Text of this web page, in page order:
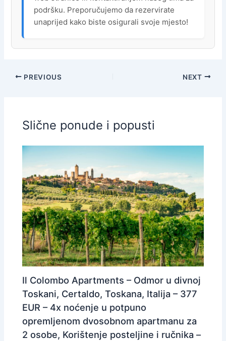
podršku. Preporučujemo da rezervirate
unaprijed kako biste osigurali svoje mjesto!
PREVIOUS NEXT
Slične ponude i popusti
Il Colombo Apartments – Odmor u divnoj
Toskani, Certaldo, Toskana, Italija – 377
EUR – 4x noćenje u potpuno
opremljenom dvosobnom apartmanu za
2 osobe, Korištenje posteljine i ručnika –